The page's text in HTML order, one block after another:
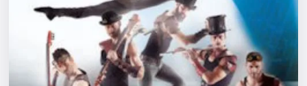
Экскурсии
Спорт
События